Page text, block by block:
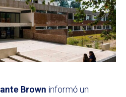
Brown informó un